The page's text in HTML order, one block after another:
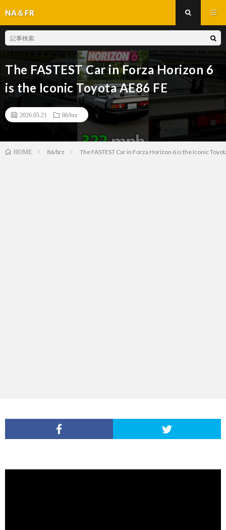
NA＆FR
The FASTEST Car in Forza Horizon 6
is the Iconic Toyota AE86 FE
2026.05.21 86/brz
HOME 86/brz The FASTEST Car in Forza Horizon 6 is the Iconic